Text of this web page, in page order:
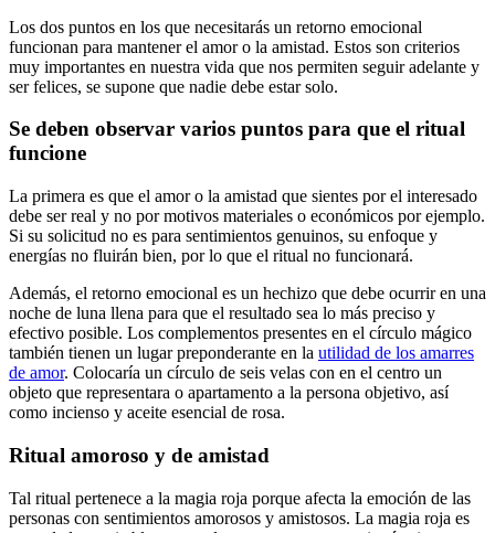
Los dos puntos en los que necesitarás un retorno emocional
funcionan para mantener el amor o la amistad. Estos son criterios
muy importantes en nuestra vida que nos permiten seguir adelante y
ser felices, se supone que nadie debe estar solo.
Se deben observar varios puntos para que el ritual
funcione
La primera es que el amor o la amistad que sientes por el interesado
debe ser real y no por motivos materiales o económicos por ejemplo.
Si su solicitud no es para sentimientos genuinos, su enfoque y
energías no fluirán bien, por lo que el ritual no funcionará.
Además, el retorno emocional es un hechizo que debe ocurrir en una
noche de luna llena para que el resultado sea lo más preciso y
efectivo posible. Los complementos presentes en el círculo mágico
también tienen un lugar preponderante en la utilidad de los amarres
de amor. Colocaría un círculo de seis velas con en el centro un
objeto que representara o apartamento a la persona objetivo, así
como incienso y aceite esencial de rosa.
Ritual amoroso y de amistad
Tal ritual pertenece a la magia roja porque afecta la emoción de las
personas con sentimientos amorosos y amistosos. La magia roja es